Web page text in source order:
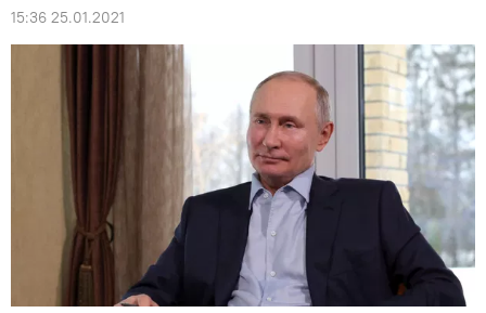
15:36 25.01.2021